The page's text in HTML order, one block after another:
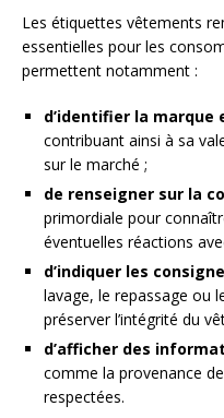
Les étiquettes vêtements
essentielles pour les
permettent notamment :
d’identifier la marque
contribuant ainsi à sa
sur le marché ;
de renseigner sur la
primordiale pour
éventuelles réactions
d’indiquer les
lavage, le repassage ou
préserver l’intégrité du
d’afficher des
comme la provenance
respectées.